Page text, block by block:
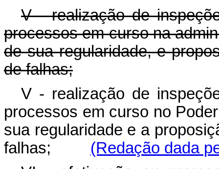
V - realização de
processos em curso na
de sua regularidade, e
de falhas;
V - realização de
processos em curso no
sua regularidade e a
falhas; (Redação dada